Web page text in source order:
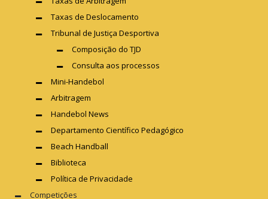
Taxas de Deslocamento
Tribunal de Justiça Desportiva
Composição do TJD
Consulta aos processos
Mini-Handebol
Arbitragem
Handebol News
Departamento Científico Pedagógico
Beach Handball
Biblioteca
Política de Privacidade
Competições